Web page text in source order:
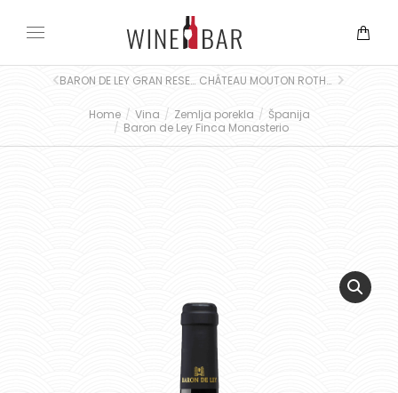
You are here:
Home Vina Zemlja porekla
Španija
Baron de Ley Finca Monasterio
BARON DE LEY GRAN RESERVA RIOJA CHÂTEAU MOUTON ROTHSCHILD